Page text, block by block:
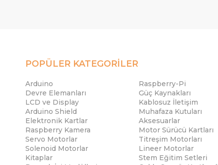
POPÜLER KATEGORİLER
Arduino Raspberry-Pi
Devre Elemanları
Güç Kaynakları
LCD ve Display
Kablosuz İletişim
Arduino Shield
Muhafaza Kutuları
Elektronik Kartlar
Aksesuarlar
Raspberry Kamera
Motor Sürücü Kartları
Servo Motorlar
Titreşim Motorları
Solenoid Motorlar
Lineer Motorlar
Kitaplar
Stem Eğitim Setleri